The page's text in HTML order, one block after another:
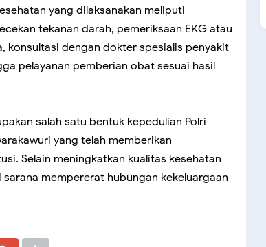
yang dilaksanakan meliputi
tekanan darah, pemeriksaan EKG atau
konsultasi dengan dokter spesialis penyakit
pelayanan pemberian obat sesuai hasil
salah satu bentuk kepedulian Polri
yang telah memberikan
Selain meningkatkan kualitas kesehatan
mempererat hubungan kekeluargaan